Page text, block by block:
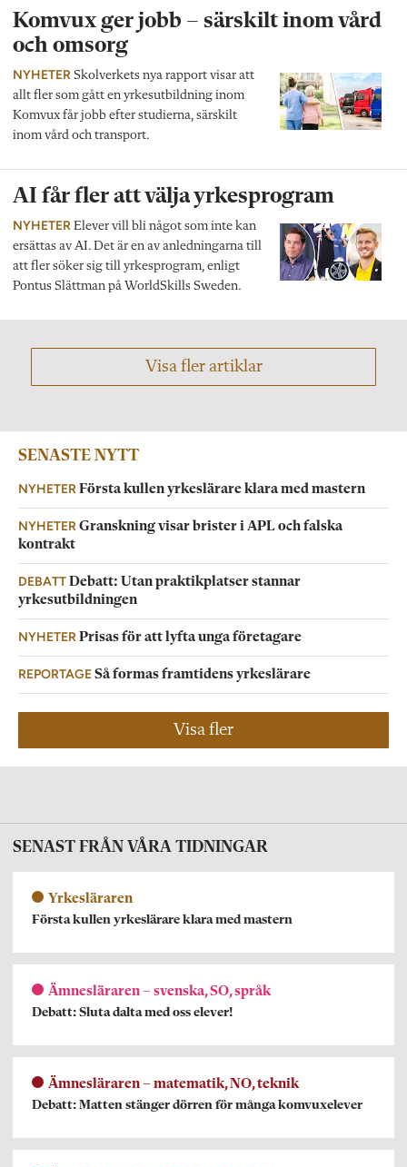
Komvux ger jobb – särskilt inom vård
och omsorg
NYHETER Skolverkets nya rapport visar att
allt fler som gått en yrkesutbildning inom
Komvux får jobb efter studierna, särskilt
inom vård och transport.
AI får fler att välja yrkesprogram
NYHETER Elever vill bli något som inte kan
ersättas av AI. Det är en av anledningarna till
att fler söker sig till yrkesprogram, enligt
Pontus Slättman på WorldSkills Sweden.
Visa fler artiklar
SENASTE NYTT
NYHETERFörsta kullen yrkeslärare klara med mastern
NYHETERGranskning visar brister i APL och falska
kontrakt
DEBATTDebatt: Utan praktikplatser stannar
yrkesutbildningen
NYHETERPrisas för att lyfta unga företagare
REPORTAGESå formas framtidens yrkeslärare
Visa fler
SENAST FRÅN VÅRA TIDNINGAR
Yrkesläraren
Första kullen yrkeslärare klara med mastern
Ämnesläraren – svenska, SO, språk
Debatt: Sluta dalta med oss elever!
Ämnesläraren – matematik, NO, teknik
Debatt: Matten stänger dörren för många komvuxelever